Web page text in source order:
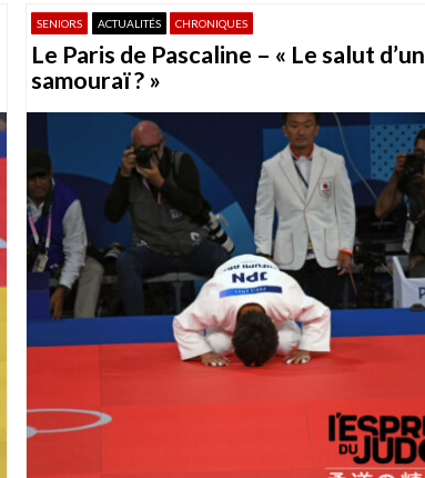
SENIORS ACTUALITÉS CHRONIQUES
Le Paris de Pascaline – « Le salut d’un
samouraï ? »